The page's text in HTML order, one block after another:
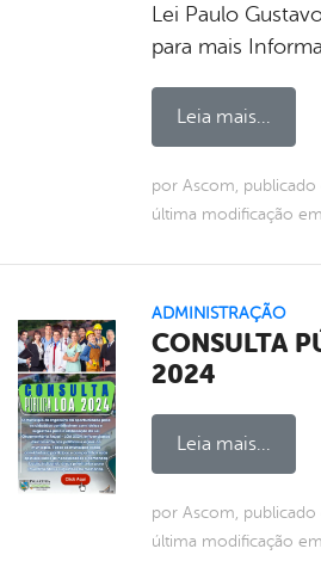
Lei Paulo
para mais
Leia mais...
por Ascom, publicado
última modificação
ADMINISTRAÇÃO
CONSULTA
2024
Leia mais...
por Ascom,
última modificação